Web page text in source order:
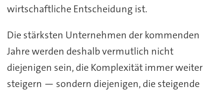
wirtschaftliche Entscheidung ist.
Die stärksten Unternehmen der kommenden
Jahre werden deshalb vermutlich nicht
diejenigen sein, die Komplexität immer weiter
steigern — sondern diejenigen, die steigende